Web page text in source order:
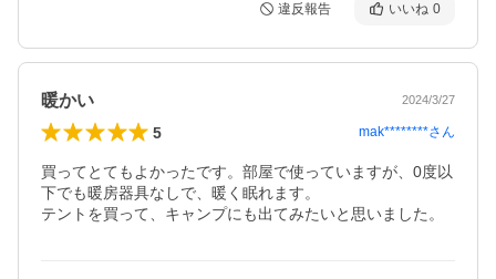
違反報告 いいね 0
暖かい 2024/3/27
5 mak********さん
買ってとてもよかったです。部屋で使っていますが、0度以
下でも暖房器具なしで、暖く眠れます。
テントを買って、キャンプにも出てみたいと思いました。